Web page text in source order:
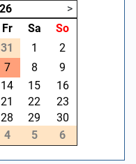
>
Fr Sa
So
31 1
2
7 8
9
14 15
16
21 22
23
28 29
30
4 5 6